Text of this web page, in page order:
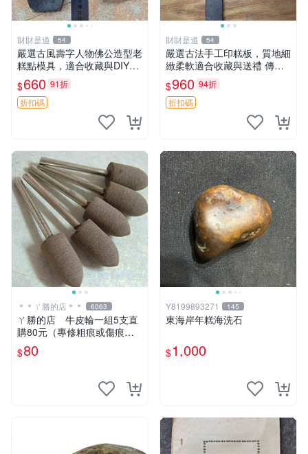
財財是道 54
嚴選古風壽字人物佛公造型老
糕點模具，適合收藏與DIY創
作 餐桌用品 壽宴喜慶
$660 91折
折扣碼
財財是道 54
嚴選古法手工印糕板，質地細
緻柔軟適合收藏與送禮 傳統
手工印糕模具 精致耐用 難得
好物 板模 印糕 模具
$960 94折
折扣碼
＊＊ㄚ勝的店＊＊ 6063
ㄚ勝的店 牛皮輪一組5支直
購80元（專修粗痕或傷痕）
輕鬆容易請看照片～
$80
Y8199893271 145
東海岸年糕海洗石
$1,000